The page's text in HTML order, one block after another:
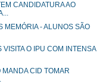
CANDIDATURA AO
MEMÓRIA - ALUNOS SÃO
O IPU COM INTENSA
MANDA CID TOMAR